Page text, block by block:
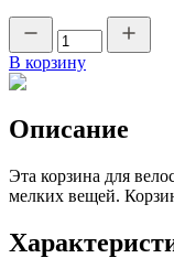
В корзину
Описание
Эта корзина для
мелких вещей.